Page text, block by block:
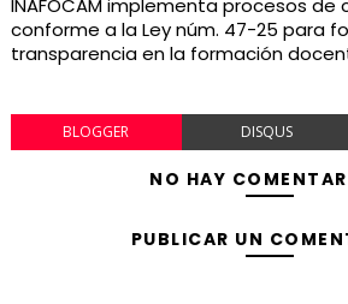
INAFOCAM implementa procesos
conforme a la Ley núm. 47-25 para
transparencia en la formación
BLOGGER DISQUS
NO HAY
PUBLICAR UN